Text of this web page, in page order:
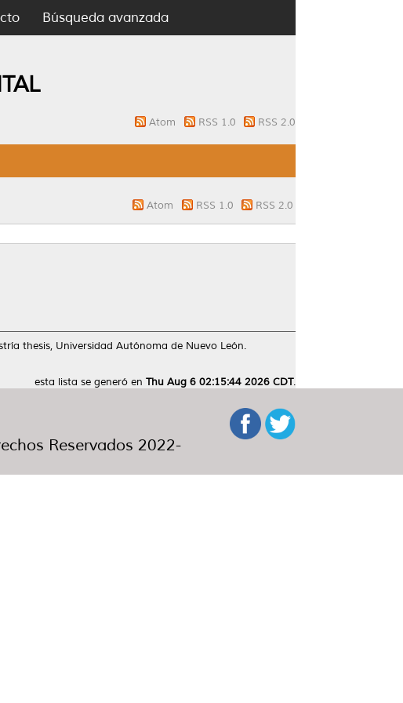
Búsqueda avanzada
Atom RSS 1.0 RSS 2.0
Atom RSS 1.0 RSS 2.0
thesis, Universidad Autónoma de Nuevo León.
esta lista se generó en Thu Aug 6 02:15:44 2026 CDT.
Reservados 2022-